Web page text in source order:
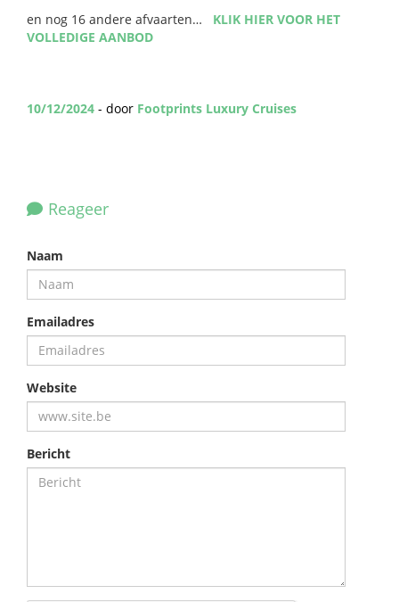
en nog 16 andere afvaarten… KLIK HIER VOOR HET
VOLLEDIGE AANBOD
10/12/2024 - door Footprints Luxury Cruises
Reageer
Naam
Emailadres
Website
Bericht